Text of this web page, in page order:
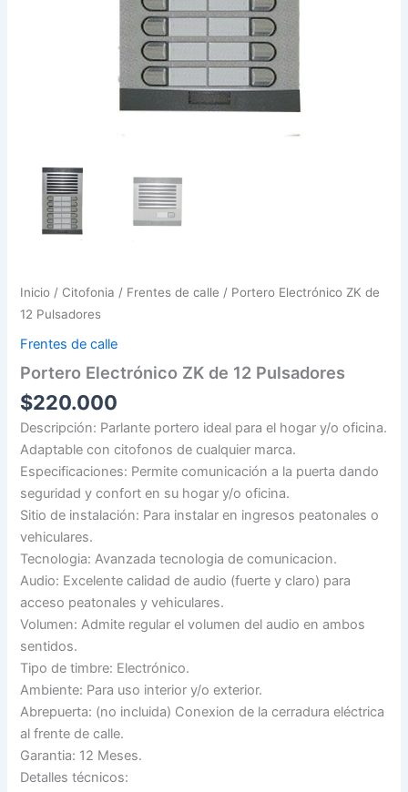
Inicio / Citofonia / Frentes de calle / Portero Electrónico ZK de
12 Pulsadores
Frentes de calle
Portero Electrónico ZK de 12 Pulsadores
$220.000
Descripción: Parlante portero ideal para el hogar y/o oficina.
Adaptable con citofonos de cualquier marca.
Especificaciones: Permite comunicación a la puerta dando
seguridad y confort en su hogar y/o oficina.
Sitio de instalación: Para instalar en ingresos peatonales o
vehiculares.
Tecnologia: Avanzada tecnologia de comunicacion.
Audio: Excelente calidad de audio (fuerte y claro) para
acceso peatonales y vehiculares.
Volumen: Admite regular el volumen del audio en ambos
sentidos.
Tipo de timbre: Electrónico.
Ambiente: Para uso interior y/o exterior.
Abrepuerta: (no incluida) Conexion de la cerradura eléctrica
al frente de calle.
Garantia: 12 Meses.
Detalles técnicos: